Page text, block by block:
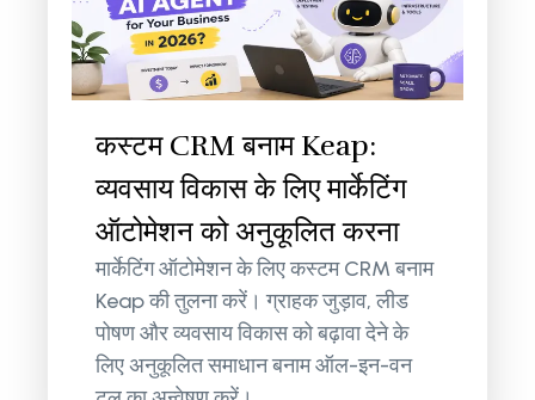
कस्टम CRM बनाम Keap:
व्यवसाय विकास के लिए मार्केटिंग
ऑटोमेशन को अनुकूलित करना
मार्केटिंग ऑटोमेशन के लिए कस्टम CRM बनाम
Keap की तुलना करें। ग्राहक जुड़ाव, लीड
पोषण और व्यवसाय विकास को बढ़ावा देने के
लिए अनुकूलित समाधान बनाम ऑल-इन-वन